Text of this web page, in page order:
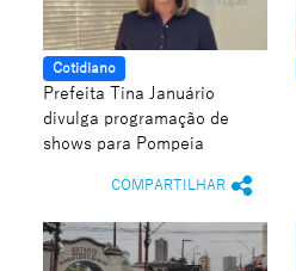
Cotidiano
Prefeita Tina Januário
divulga programação de
shows para Pompeia
COMPARTILHAR